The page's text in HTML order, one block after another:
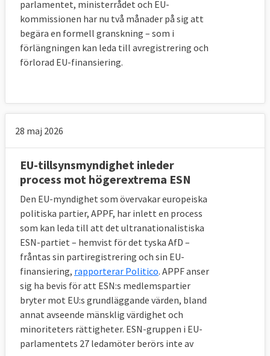
parlamentet, ministerrådet och EU-
kommissionen har nu två månader på sig att
begära en formell granskning – som i
förlängningen kan leda till avregistrering och
förlorad EU-finansiering.
28 maj 2026
EU-tillsynsmyndighet inleder
process mot högerextrema ESN
Den EU-myndighet som övervakar europeiska
politiska partier, APPF, har inlett en process
som kan leda till att det ultranationalistiska
ESN-partiet – hemvist för det tyska AfD –
fråntas sin partiregistrering och sin EU-
finansiering, rapporterar Politico. APPF anser
sig ha bevis för att ESN:s medlemspartier
bryter mot EU:s grundläggande värden, bland
annat avseende mänsklig värdighet och
minoriteters rättigheter. ESN-gruppen i EU-
parlamentets 27 ledamöter berörs inte av